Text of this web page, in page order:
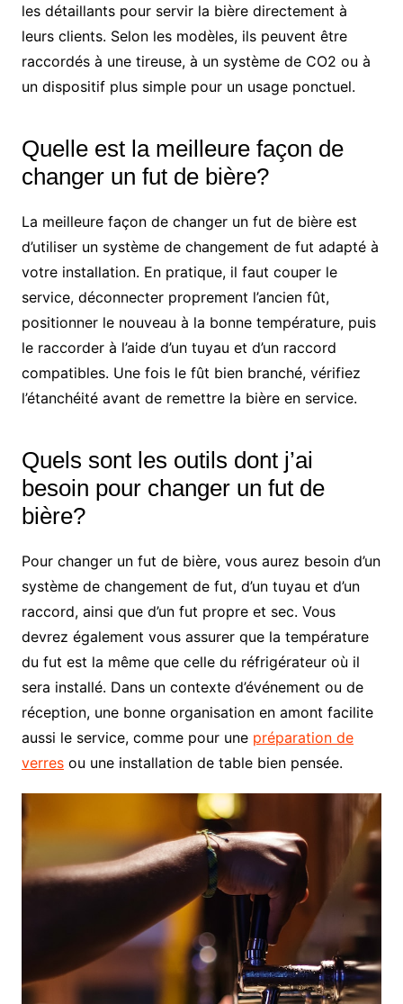
les détaillants pour servir la bière directement à
leurs clients. Selon les modèles, ils peuvent être
raccordés à une tireuse, à un système de CO2 ou à
un dispositif plus simple pour un usage ponctuel.
Quelle est la meilleure façon de
changer un fut de bière?
La meilleure façon de changer un fut de bière est
d’utiliser un système de changement de fut adapté à
votre installation. En pratique, il faut couper le
service, déconnecter proprement l’ancien fût,
positionner le nouveau à la bonne température, puis
le raccorder à l’aide d’un tuyau et d’un raccord
compatibles. Une fois le fût bien branché, vérifiez
l’étanchéité avant de remettre la bière en service.
Quels sont les outils dont j’ai
besoin pour changer un fut de
bière?
Pour changer un fut de bière, vous aurez besoin d’un
système de changement de fut, d’un tuyau et d’un
raccord, ainsi que d’un fut propre et sec. Vous
devrez également vous assurer que la température
du fut est la même que celle du réfrigérateur où il
sera installé. Dans un contexte d’événement ou de
réception, une bonne organisation en amont facilite
aussi le service, comme pour une préparation de
verresou une installation de table bien pensée.